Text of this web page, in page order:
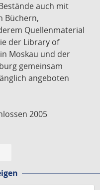
auch mit
Büchern,
Quellenmaterial
der Library of
Moskau und der
gemeinsam
angeboten
2005